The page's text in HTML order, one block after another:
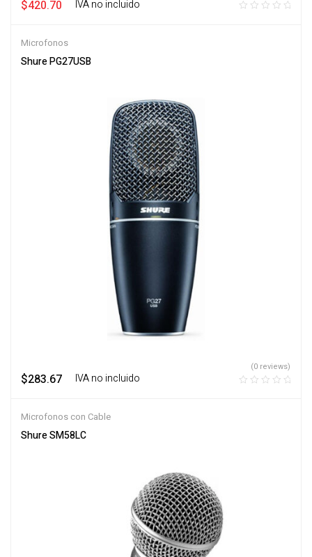
$420.70 ‎ ‎ ‎ IVA no incluido
Microfonos
Shure PG27USB
$283.67 ‎ ‎ ‎ IVA no incluido
(0 reviews)
Microfonos con Cable
Shure SM58LC